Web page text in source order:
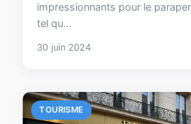
impressionnants pour le
tel qu...
30 juin 2024
TOURISME